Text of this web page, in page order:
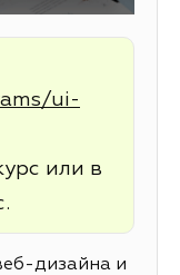
ui-
или в
дизайна и